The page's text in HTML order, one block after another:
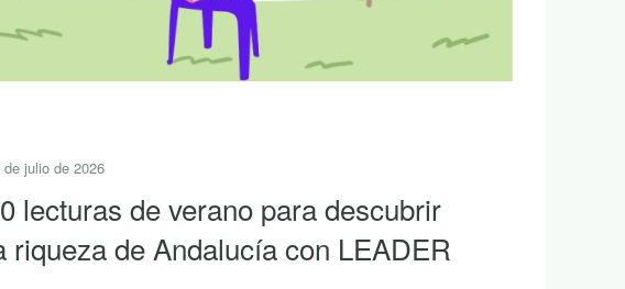
de julio de 2026
lecturas de verano para descubrir
riqueza de Andalucía con LEADER